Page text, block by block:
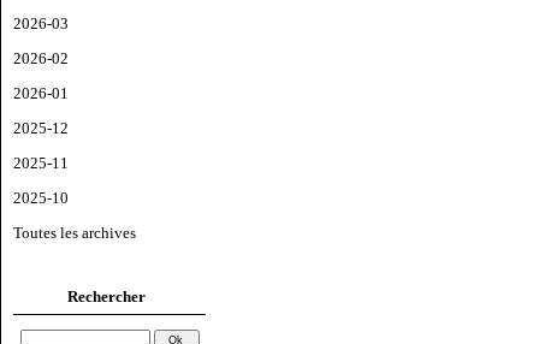
2026-03
2026-02
2026-01
2025-12
2025-11
2025-10
Toutes les archives
Rechercher